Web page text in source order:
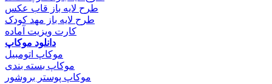
طرح لایه باز قاب عکس
طرح لایه باز مهد کودک
کارت ویزیت آماده
دانلود موکاپ
موکاپ اتومبیل
موکاپ بسته بندی
موکاپ پوستر بروشور